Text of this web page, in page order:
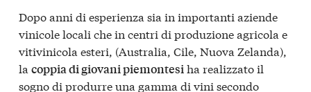
Dopo anni di esperienza sia in importanti aziende
vinicole locali che in centri di produzione agricola e
vitivinicola esteri, (Australia, Cile, Nuova Zelanda),
la coppia di giovani piemontesiha realizzato il
sogno di produrre una gamma di vini secondo